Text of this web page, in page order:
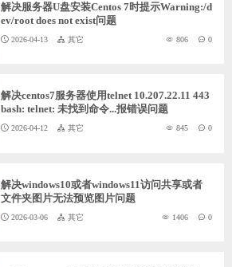
解决服务器U盘安装Centos 7时提示Warning:/d
ev/root does not exist问题
2026-04-13 其它 806 0
解决centos7服务器使用telnet 10.207.22.11 443
bash: telnet: 未找到命令...报错误问题
2026-04-12 其它 845 0
解决windows10或者windows11访问共享或者
文件夹图片无法预览图片问题
2026-03-06 其它 1406 0